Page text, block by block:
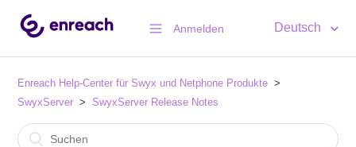
Anmelden Deutsch
Enreach Help-Center für Swyx und Netphone Produkte
SwyxServer
SwyxServer Release Notes